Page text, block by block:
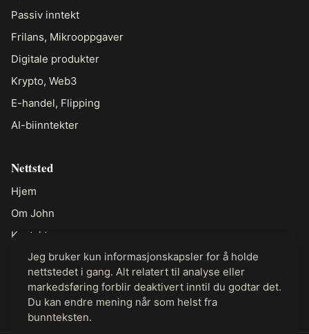
Passiv inntekt
Frilans, Mikrooppgaver
Digitale produkter
Krypto, Web3
E-handel, Flipping
AI-biinntekter
Nettsted
Hjem
Om John
Kontakt
Juridisk
Personvern
Jeg bruker kun informasjonskapsler for å holde
nettstedet i gang. Alt relatert til analyse eller
markedsføring forblir deaktivert inntil du godtar det.
Du kan endre mening når som helst fra
bunnteksten.